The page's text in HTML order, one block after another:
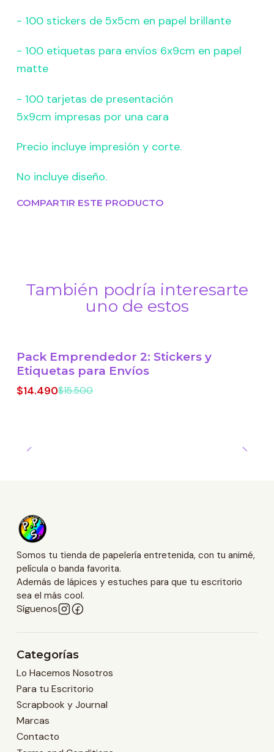
- 100 stickers de 5x5cm en papel brillante
- 100 etiquetas para envíos 6x9cm en papel
matte
- 100 tarjetas de presentación
5x9cm impresas por una cara
Precio incluye impresión y corte.
No incluye diseño.
COMPARTIR ESTE PRODUCTO
También podría interesarte
uno de estos
-7% OFF
Pack Emprendedor 2: Stickers y
Etiquetas para Envíos
$14.490$15.500
Somos tu tienda de papelería entretenida, con tu animé,
película o banda favorita.
Además de lápices y estuches para que tu escritorio
sea el más cool.
Síguenos
Categorías
Lo Hacemos Nosotros
Para tu Escritorio
Scrapbook y Journal
Marcas
Contacto